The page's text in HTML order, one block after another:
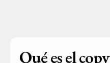
Qué es el